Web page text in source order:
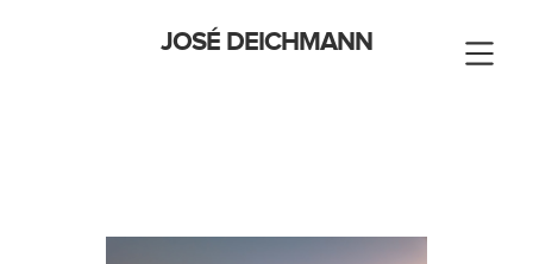
JOSÉ DEICHMANN